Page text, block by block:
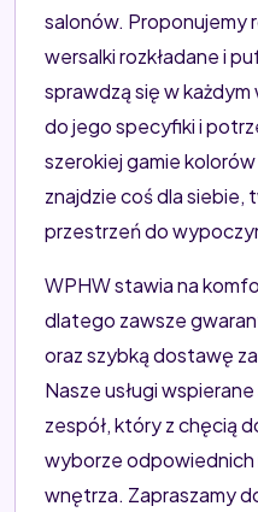
salonów. Proponujemy
wersalki rozkładane i
sprawdzą się w
do jego specyfiki i
szerokiej gamie
znajdzie coś dla siebie,
przestrzeń do
WPHW stawia na
dlatego zawsze
oraz szybką dostawę
Nasze usługi
zespół, który z chęcią
wyborze odpowiednich
wnętrza. Zapraszamy